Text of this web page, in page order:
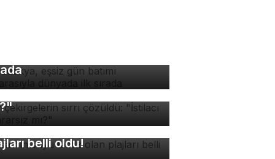
çekirgelerin sırrı
"İstilacı mı, zararsız
suyu temiz olan
belli oldu!